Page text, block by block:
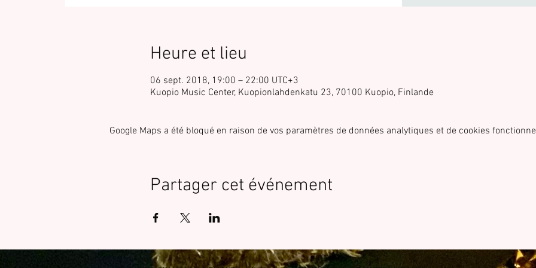
Heure et lieu
06 sept. 2018, 19:00 – 22:00 UTC+3
Kuopio Music Center, Kuopionlahdenkatu 23, 70100 Kuopio, Finlande
Google Maps a été bloqué en raison de vos paramètres de données analytiques et de cookies
Partager cet événement